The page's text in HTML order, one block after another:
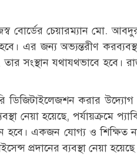
বোর্ডের চেয়ারম্যান মো.
এর জন্য অভ্যন্তরীণ
সংস্থান যথাযথভাবে হবে।
ডিজিটাইলেজশন করার
নেয়া হয়েছে, পর্যায়ক্রমে
হবে। একজন যোগ্য ও শিক্ষিত
প্রদানের ব্যবস্থা নেয়া